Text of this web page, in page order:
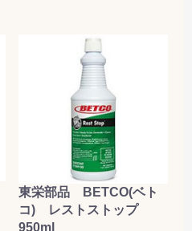
東栄部品 BETCO(ベト
コ) レストストップ
950ml